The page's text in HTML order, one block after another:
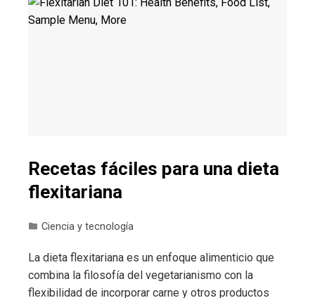
Recetas fáciles para una dieta
flexitariana
Ciencia y tecnología
La dieta flexitariana es un enfoque alimenticio que
combina la filosofía del vegetarianismo con la
flexibilidad de incorporar carne y otros productos